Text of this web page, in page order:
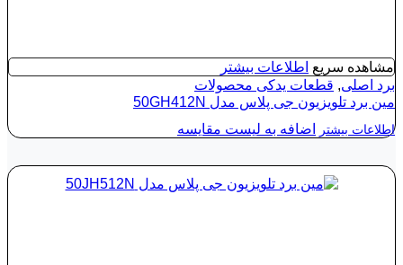
مشاهده سریع اطلاعات بیشتر
برد اصلی, قطعات یدکی محصولات
مین برد تلویزیون جی پلاس مدل 50GH412N
اطلاعات بیشتر اضافه به لیست مقایسه